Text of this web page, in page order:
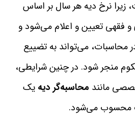
زیرا نرخ دیه هر سال بر اساس
تعیین و اعلام می‌شود و
محاسبات، می‌تواند به تضییع
منجر شود. در چنین شرایطی،
مانند محاسبه‌گر دیه یک
محسوب می‌شود.